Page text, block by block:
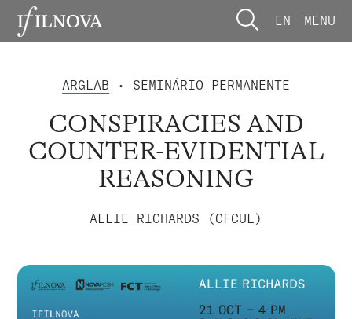
EN MENU
ARGLAB • SEMINÁRIO PERMANENTE
CONSPIRACIES AND
COUNTER-EVIDENTIAL
REASONING
ALLIE RICHARDS (CFCUL)